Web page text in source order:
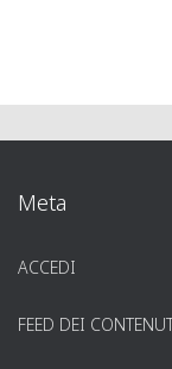
Meta
ACCEDI
FEED DEI